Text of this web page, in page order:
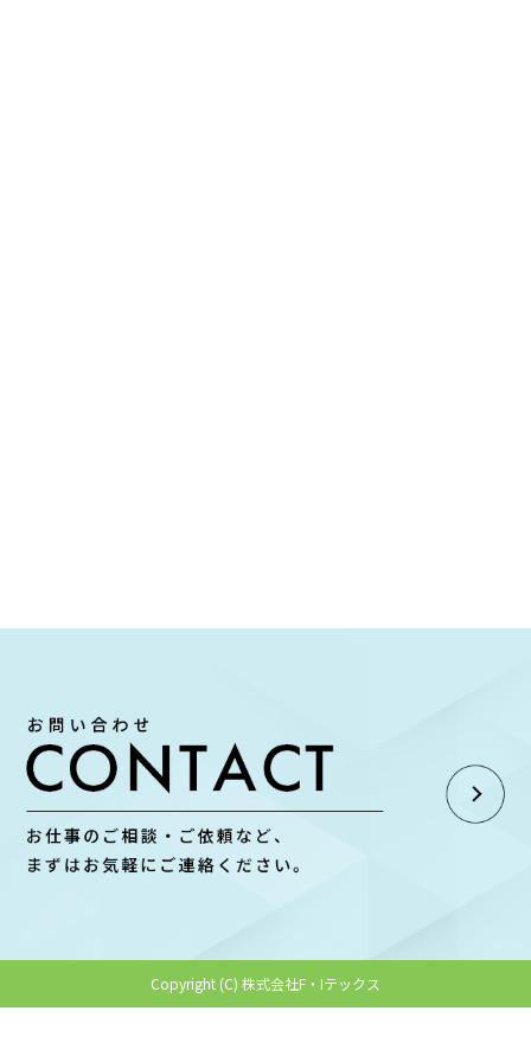
Copyright (C) 株式会社F・Iテックス